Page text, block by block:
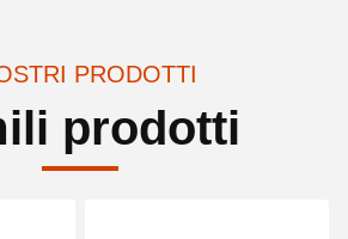
PRODOTTI
prodotti